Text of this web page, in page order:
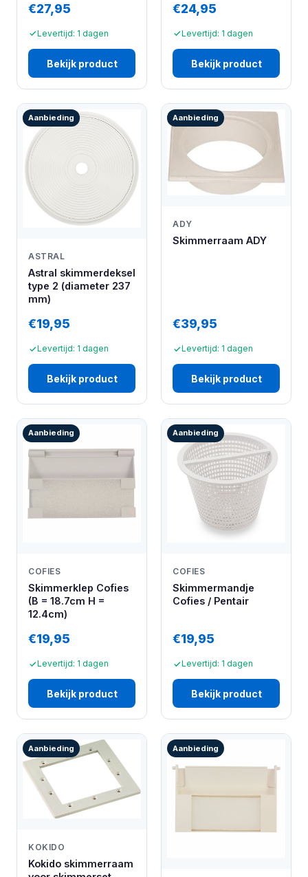
€27,95
Levertijd: 1 dagen
Bekijk product
€24,95
Levertijd: 1 dagen
Bekijk product
Aanbieding
ASTRAL
Astral skimmerdeksel
type 2 (diameter 237
mm)
€19,95
Levertijd: 1 dagen
Bekijk product
Aanbieding
ADY
Skimmerraam ADY
€39,95
Levertijd: 1 dagen
Bekijk product
Aanbieding
COFIES
Skimmerklep Cofies
(B = 18.7cm H =
12.4cm)
€19,95
Levertijd: 1 dagen
Bekijk product
Aanbieding
COFIES
Skimmermandje
Cofies / Pentair
€19,95
Levertijd: 1 dagen
Bekijk product
Aanbieding
KOKIDO
Kokido skimmerraam
Aanbieding